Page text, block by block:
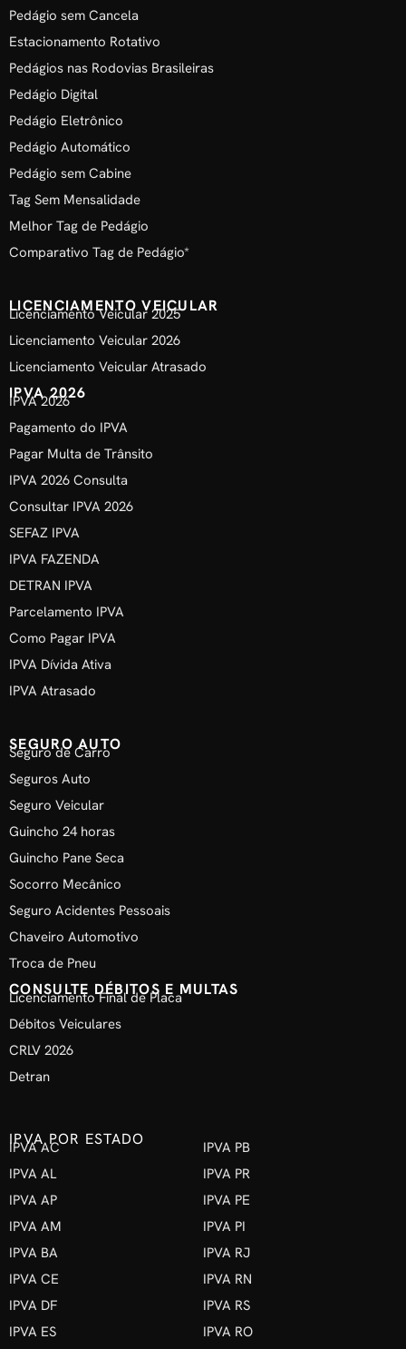
Pedágio sem Cancela
Estacionamento Rotativo
Pedágios nas Rodovias Brasileiras
Pedágio Digital
Pedágio Eletrônico
Pedágio Automático
Pedágio sem Cabine
Tag Sem Mensalidade
Melhor Tag de Pedágio
Comparativo Tag de Pedágio*
LICENCIAMENTO VEICULAR
Licenciamento Veicular 2025
Licenciamento Veicular 2026
Licenciamento Veicular Atrasado
IPVA 2026
IPVA 2026
Pagamento do IPVA
Pagar Multa de Trânsito
IPVA 2026 Consulta
Consultar IPVA 2026
SEFAZ IPVA
IPVA FAZENDA
DETRAN IPVA
Parcelamento IPVA
Como Pagar IPVA
IPVA Dívida Ativa
IPVA Atrasado
SEGURO AUTO
Seguro de Carro
Seguros Auto
Seguro Veicular
Guincho 24 horas
Guincho Pane Seca
Socorro Mecânico
Seguro Acidentes Pessoais
Chaveiro Automotivo
Troca de Pneu
CONSULTE DÉBITOS E MULTAS
Licenciamento Final de Placa
Débitos Veiculares
CRLV 2026
Detran
IPVA POR ESTADO
IPVA AC
IPVA AL
IPVA AP
IPVA AM
IPVA BA
IPVA CE
IPVA DF
IPVA ES
IPVA PB
IPVA PR
IPVA PE
IPVA PI
IPVA RJ
IPVA RN
IPVA RS
IPVA RO